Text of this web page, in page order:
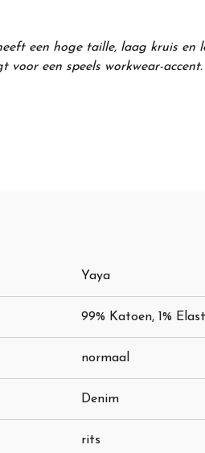
een hoge taille, laag kruis en
voor een speels workwear-
Yaya
99% Katoen, 1%
normaal
Denim
rits